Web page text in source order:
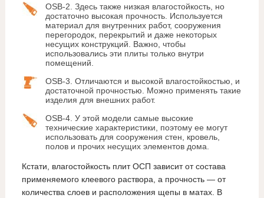
OSB-2. Здесь также низкая влагостойкость, но
достаточно высокая прочность. Используется
материал для внутренних работ, сооружения
перегородок, перекрытий и даже некоторых
несущих конструкций. Важно, чтобы
использовались эти плиты только внутри
помещений.
OSB-3. Отличаются и высокой влагостойкостью, и
достаточной прочностью. Можно применять такие
изделия для внешних работ.
OSB-4. У этой модели самые высокие
технические характеристики, поэтому ее могут
использовать для сооружения стен, кровель,
полов и прочих несущих элементов дома.
Кстати, влагостойкость плит ОСП зависит от состава
применяемого клеевого раствора, а прочность — от
количества слоев и расположения щепы в матах. В